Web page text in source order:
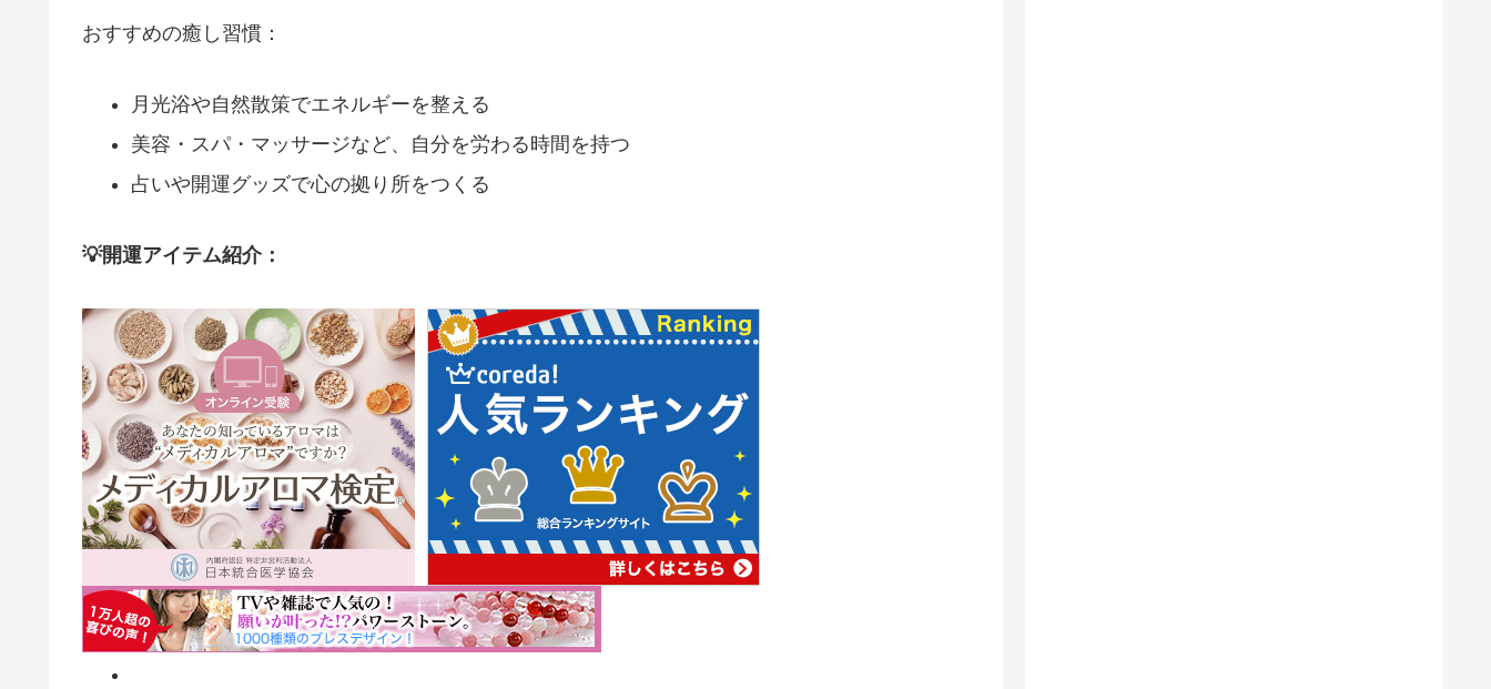
おすすめの癒し習慣：
月光浴や自然散策でエネルギーを整える
美容・スパ・マッサージなど、自分を労わる時間を持つ
占いや開運グッズで心の拠り所をつくる
💡開運アイテム紹介：